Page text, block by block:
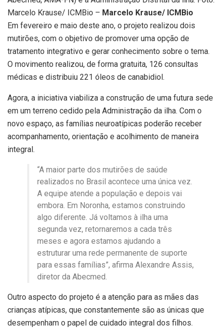
Marcelo Krause/ ICMBio – Marcelo Krause/ ICMBio
Em fevereiro e maio deste ano, o projeto realizou dois
mutirões, com o objetivo de promover uma opção de
tratamento integrativo e gerar conhecimento sobre o tema.
O movimento realizou, de forma gratuita, 126 consultas
médicas e distribuiu 221 óleos de canabidiol.
Agora, a iniciativa viabiliza a construção de uma futura sede
em um terreno cedido pela Administração da ilha. Com o
novo espaço, as famílias neuroatípicas poderão receber
acompanhamento, orientação e acolhimento de maneira
integral.
“A maior parte dos mutirões de saúde
realizados no Brasil acontece uma única vez.
A equipe atende a população e depois vai
embora. Em Noronha, estamos construindo
algo diferente. Já voltamos à ilha uma
segunda vez, retornaremos a cada três
meses e agora estamos ajudando a
estruturar uma rede permanente de suporte
para essas famílias”, afirma Alexandre Assis,
diretor da Abecmed.
Outro aspecto do projeto é a atenção para as mães das
crianças atípicas, que constantemente são as únicas que
desempenham o papel de cuidado integral dos filhos.